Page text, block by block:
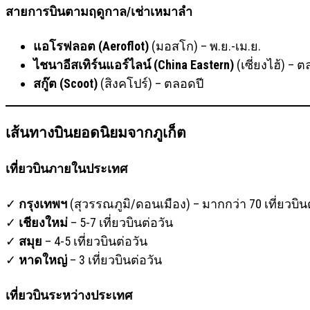
สายการบินตามฤดูกาล/เช่าเหมาลำ
แอโรฟลอต (Aeroflot) (มอสโก) – พ.ย.-เม.ย.
ไชนาอีสเทิร์นแอร์ไลน์ (China Eastern) (เซี่ยงไฮ้) –
สกู๊ต (Scoot) (สิงคโปร์) – ตลอดปี
เส้นทางบินยอดนิยมจากภูเก็ต
เที่ยวบินภายในประเทศ
✓ กรุงเทพฯ (สุวรรณภูมิ/ดอนเมือง) – มากกว่า 70 เที่ยวบิ
✓ เชียงใหม่ – 5-7 เที่ยวบินต่อวัน
✓ สมุย – 4-5 เที่ยวบินต่อวัน
✓ หาดใหญ่ – 3 เที่ยวบินต่อวัน
เที่ยวบินระหว่างประเทศ